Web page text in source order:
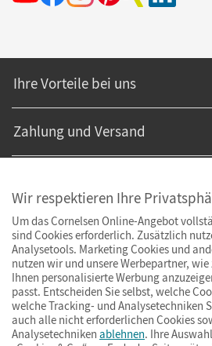
Ihre Vorteile bei uns
Zahlung und Versand
Wir respektieren Ihre
Um das Cornelsen Online-Angebot
sind Cookies erforderlich. Zusätzlich
Analysetools. Marketing Cookies und
nutzen wir und unsere Werbepartner,
Ihnen personalisierte Werbung
passt. Entscheiden Sie selbst, welche
welche Tracking- und Analysetechniken
auch alle nicht erforderlichen Cookies
Analysetechniken ablehnen. Ihre